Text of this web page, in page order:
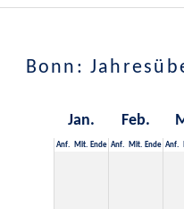
Bonn:
Jan. Feb.
Anf. Mit. Ende Anf. Mit. Ende Anf.